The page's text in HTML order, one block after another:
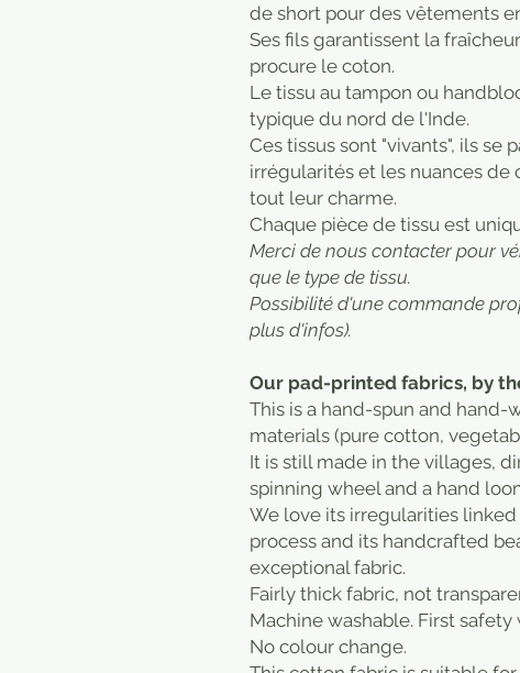
de short pour des vêtements
Ses fils garantissent la
procure le coton.
Le tissu au tampon ou
typique du nord de l'Inde.
Ces tissus sont "vivants", ils se
irrégularités et les nuances
tout leur charme.
​Chaque pièce de tissu est
Merci de nous contacter pour
que le type de tissu.
Possibilité d'une commande
plus d'infos).
Our pad-printed fabrics, by
This is a hand-spun and
materials (pure cotton,
It is still made in the villages,
spinning wheel and a hand
We love its irregularities
process and its handcrafted
exceptional fabric.
Fairly thick fabric, not
Machine washable. First
No colour change.